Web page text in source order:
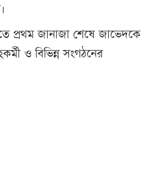
প্রথম জানাজা শেষে জাভেদকে
ও বিভিন্ন সংগঠনের